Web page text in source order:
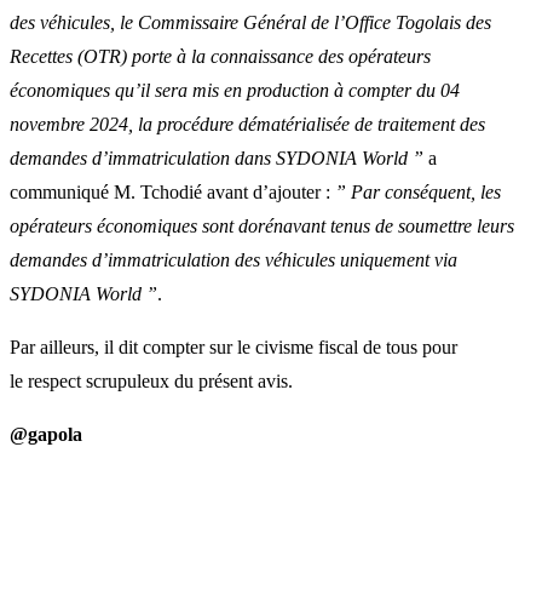
des véhicules, le Commissaire Général de l’Office Togolais des
Recettes (OTR) porte à la connaissance des opérateurs
économiques qu’il sera mis en production à compter du 04
novembre 2024, la procédure dématérialisée de traitement des
demandes d’immatriculation dans SYDONIA World ” a
communiqué M. Tchodié avant d’ajouter : ” Par conséquent, les
opérateurs économiques sont dorénavant tenus de soumettre leurs
demandes d’immatriculation des véhicules uniquement via
SYDONIA World ”.
Par ailleurs, il dit compter sur le civisme fiscal de tous pour
le respect scrupuleux du présent avis.
@gapola